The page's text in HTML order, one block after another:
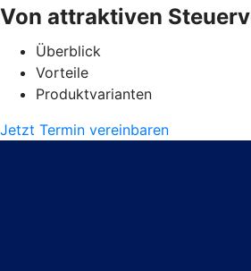
Von attraktiven
Überblick
Vorteile
Produktvarianten
Jetzt Termin vereinbaren